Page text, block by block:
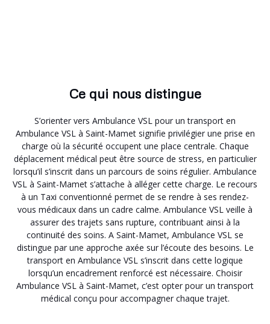
Ce qui nous distingue
S’orienter vers Ambulance VSL pour un transport en
Ambulance VSL à Saint-Mamet signifie privilégier une prise en
charge où la sécurité occupent une place centrale. Chaque
déplacement médical peut être source de stress, en particulier
lorsqu’il s’inscrit dans un parcours de soins régulier. Ambulance
VSL à Saint-Mamet s’attache à alléger cette charge. Le recours
à un Taxi conventionné permet de se rendre à ses rendez-
vous médicaux dans un cadre calme. Ambulance VSL veille à
assurer des trajets sans rupture, contribuant ainsi à la
continuité des soins. A Saint-Mamet, Ambulance VSL se
distingue par une approche axée sur l’écoute des besoins. Le
transport en Ambulance VSL s’inscrit dans cette logique
lorsqu’un encadrement renforcé est nécessaire. Choisir
Ambulance VSL à Saint-Mamet, c’est opter pour un transport
médical conçu pour accompagner chaque trajet.